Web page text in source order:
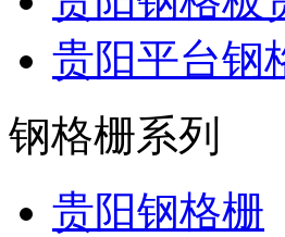
贵阳平台钢
钢格栅系列
贵阳钢格栅